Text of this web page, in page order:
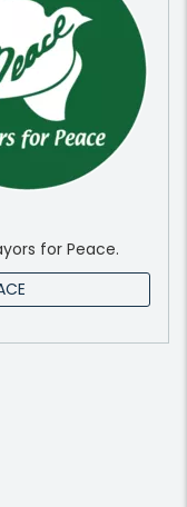
for Peace.